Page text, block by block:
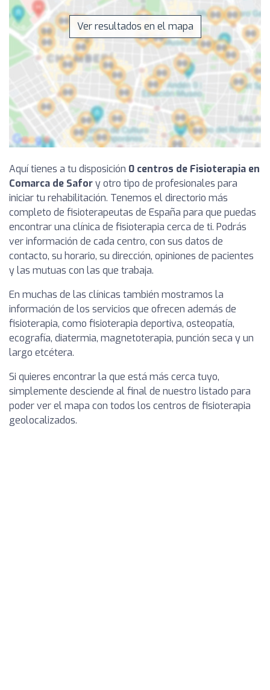
Ver resultados en el mapa
Aquí tienes a tu disposición 0 centros de Fisioterapia en
Comarca de Safory otro tipo de profesionales para
iniciar tu rehabilitación. Tenemos el directorio más
completo de fisioterapeutas de España para que puedas
encontrar una clínica de fisioterapia cerca de ti. Podrás
ver información de cada centro, con sus datos de
contacto, su horario, su dirección, opiniones de pacientes
y las mutuas con las que trabaja.
En muchas de las clínicas también mostramos la
información de los servicios que ofrecen además de
fisioterapia, como fisioterapia deportiva, osteopatía,
ecografía, diatermia, magnetoterapia, punción seca y un
largo etcétera.
Si quieres encontrar la que está más cerca tuyo,
simplemente desciende al final de nuestro listado para
poder ver el mapa con todos los centros de fisioterapia
geolocalizados.